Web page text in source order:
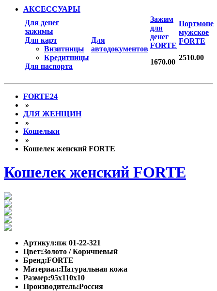
АКСЕССУАРЫ
Для денег
зажимы
Для карт
Визитницы
Кредитницы
Для паспорта
Для
автодокументов
Зажим
для
денег
FORTE
1670.00
Портмоне
мужское
FORTE
2510.00
FORTE24
»
ДЛЯ ЖЕНЩИН
»
Кошельки
»
Кошелек женский FORTE
Кошелек женский FORTE
Артикул:пж 01-22-321
Цвет:Золото / Коричневый
Бренд:FORTE
Материал:Натуральная кожа
Размер:95х110х10
Производитель:Россия